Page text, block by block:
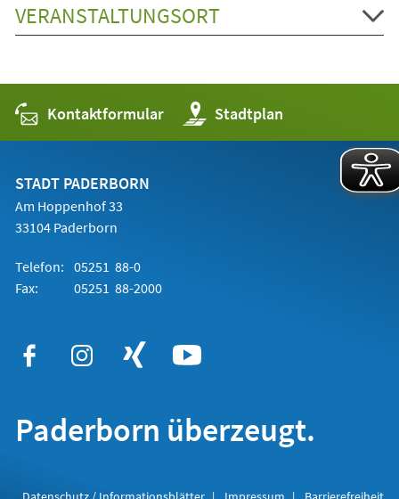
VERANSTALTUNGSORT
Kontaktformular Stadtplan
(Öffnet
in
einem
STADT PADERBORN
Am Hoppenhof 33
33104 Paderborn
Telefon: 05251 88-0
Fax:
05251 88-2000
Paderborn überzeugt.